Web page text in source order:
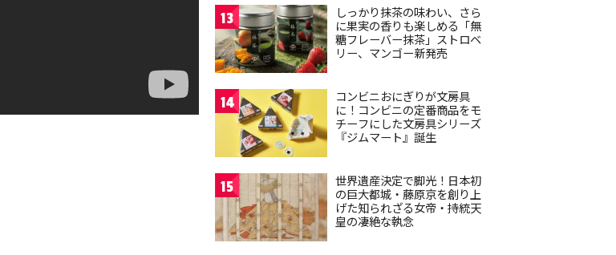
13
しっかり抹茶の味わい、さら
に果実の香りも楽しめる「無
糖フレーバー抹茶」ストロベ
リー、マンゴー新発売
14
コンビニおにぎりが文房具
に！コンビニの定番商品をモ
チーフにした文房具シリーズ
『ジムマート』誕生
15
世界遺産決定で脚光！日本初
の巨大都城・藤原京を創り上
げた知られざる女帝・持統天
皇の凄絶な執念